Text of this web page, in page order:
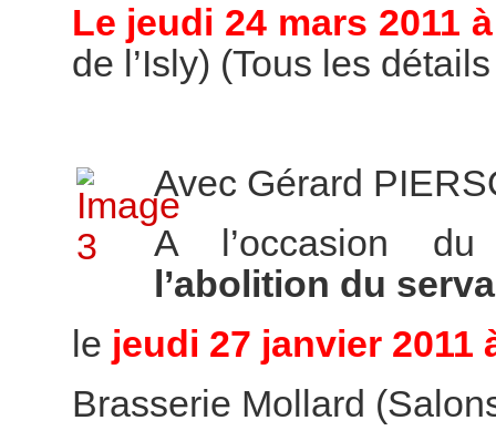
Le jeudi 24 mars 2011
de l’Isly) (Tous les
Avec Gérard
A l’occasion
l’abolition du
le jeudi 27 janvier 2011
Brasserie Mollard